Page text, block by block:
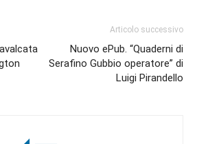
Articolo successivo
Nuovo ePub. “Quaderni di
Serafino Gubbio operatore” di
Luigi Pirandello